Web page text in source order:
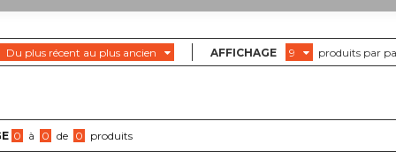
plus récent au plus ancien AFFICHAGE 9 produits par
0 à 0 de 0 produits